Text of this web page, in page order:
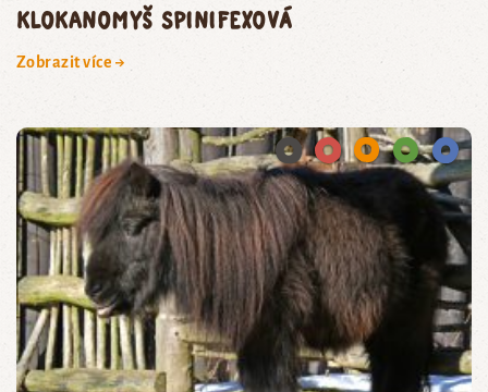
klokanomyš spinifexová
Zobrazit více →